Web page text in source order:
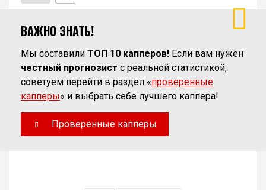
ВАЖНО ЗНАТЬ!
Мы составили ТОП 10 капперов! Если вам нужен
честный прогнозист с реальной статистикой,
советуем перейти в раздел «проверенные
капперы» и выбрать себе лучшего каппера!
Проверенные капперы